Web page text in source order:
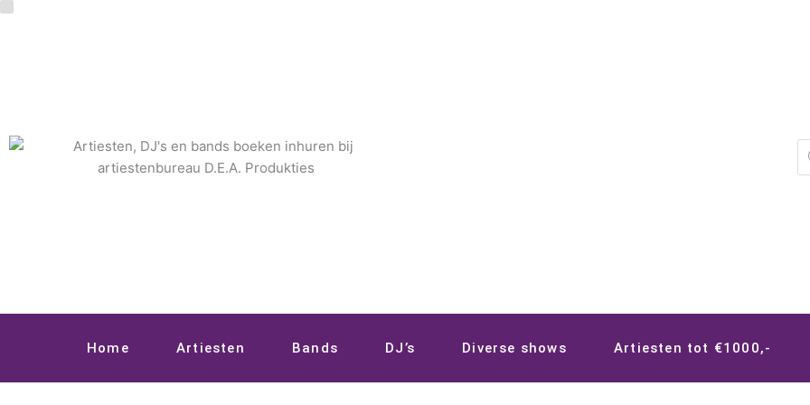
Ga
Home Artiesten Bands DJ’s Diverse shows Artiesten tot €1000,-